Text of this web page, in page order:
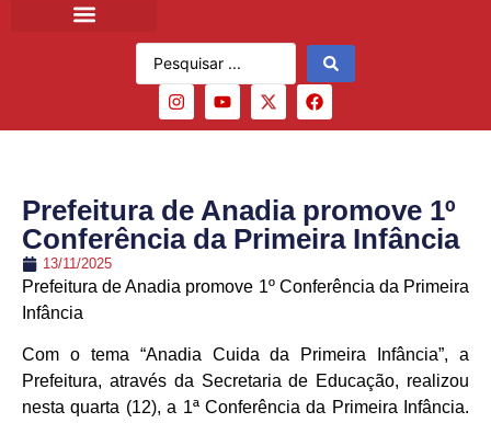
Prefeitura de Anadia promove 1º
Conferência da Primeira Infância
13/11/2025
Prefeitura de Anadia promove 1º Conferência da Primeira
Infância
Com o tema “Anadia Cuida da Primeira Infância”, a
Prefeitura, através da Secretaria de Educação, realizou
nesta quarta (12), a 1ª Conferência da Primeira Infância.